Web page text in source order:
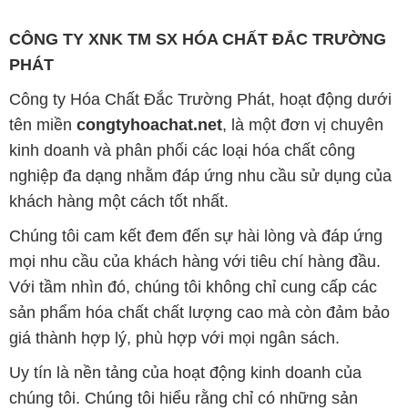
CÔNG TY XNK TM SX HÓA CHẤT ĐẮC TRƯỜNG
PHÁT
Công ty Hóa Chất Đắc Trường Phát, hoạt động dưới
tên miền congtyhoachat.net, là một đơn vị chuyên
kinh doanh và phân phối các loại hóa chất công
nghiệp đa dạng nhằm đáp ứng nhu cầu sử dụng của
khách hàng một cách tốt nhất.
Chúng tôi cam kết đem đến sự hài lòng và đáp ứng
mọi nhu cầu của khách hàng với tiêu chí hàng đầu.
Với tầm nhìn đó, chúng tôi không chỉ cung cấp các
sản phẩm hóa chất chất lượng cao mà còn đảm bảo
giá thành hợp lý, phù hợp với mọi ngân sách.
Uy tín là nền tảng của hoạt động kinh doanh của
chúng tôi. Chúng tôi hiểu rằng chỉ có những sản